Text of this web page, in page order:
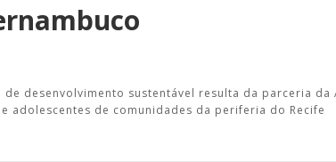
de desenvolvimento sustentável resulta da parceria
adolescentes de comunidades da periferia do Recife